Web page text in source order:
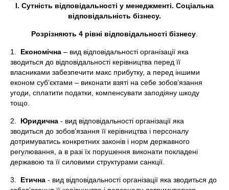
I. Сутність відповідальності у менеджменті. Соціальна
відповідальність бізнесу.
Розрізняють 4 рівні відповідальності бізнесу
1. Економічна – вид відповідальності організації яка
зводиться до відповідальності керівництва перед її
власниками забезпечити макс прибутку, а перед іншими
економ суб’єктами – виконати взяті на себе зобов’язання
угоди, сплатити податки, компенсувати заподіяну шкоду
тощо.
2. Юридична - вид відповідальності організації яка
зводиться до зобов’язання її керівництва і персоналу
дотримуватись конкретних законів і норм державного
регулювання, а в разі їх порушення виконати покладені
державою та її силовими структурами санкції.
3. Етична - вид відповідальності організації яка зводиться до